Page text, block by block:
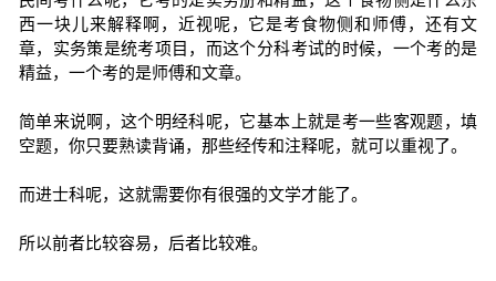
西一块儿来解释啊，近视呢，它是考食物侧和师傅，还有文
章，实务策是统考项目，而这个分科考试的时候，一个考的是
精益，一个考的是师傅和文章。
简单来说啊，这个明经科呢，它基本上就是考一些客观题，填
空题，你只要熟读背诵，那些经传和注释呢，就可以重视了。
而进士科呢，这就需要你有很强的文学才能了。
所以前者比较容易，后者比较难。